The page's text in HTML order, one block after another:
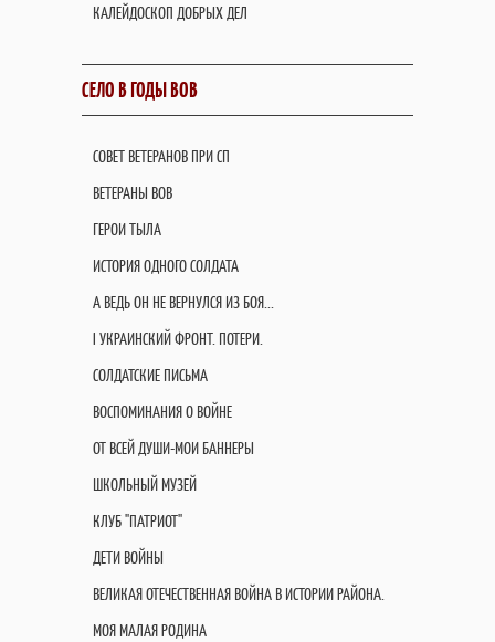
КАЛЕЙДОСКОП ДОБРЫХ ДЕЛ
СЕЛО В ГОДЫ ВОВ
СОВЕТ ВЕТЕРАНОВ ПРИ СП
ВЕТЕРАНЫ ВОВ
ГЕРОИ ТЫЛА
ИСТОРИЯ ОДНОГО СОЛДАТА
А ВЕДЬ ОН НЕ ВЕРНУЛСЯ ИЗ БОЯ...
I УКРАИНСКИЙ ФРОНТ. ПОТЕРИ.
СОЛДАТСКИЕ ПИСЬМА
ВОСПОМИНАНИЯ О ВОЙНЕ
ОТ ВСЕЙ ДУШИ-МОИ БАННЕРЫ
ШКОЛЬНЫЙ МУЗЕЙ
КЛУБ "ПАТРИОТ"
ДЕТИ ВОЙНЫ
ВЕЛИКАЯ ОТЕЧЕСТВЕННАЯ ВОЙНА В ИСТОРИИ РАЙОНА.
МОЯ МАЛАЯ РОДИНА